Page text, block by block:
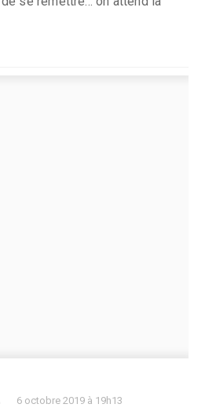
6 octobre 2019 à 19h13